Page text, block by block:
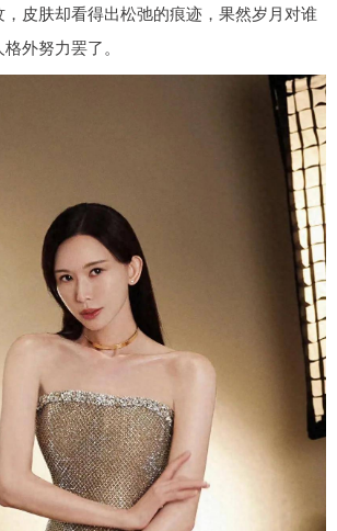
，皮肤却看得出松弛的痕迹，果然岁月对谁
外努力罢了。